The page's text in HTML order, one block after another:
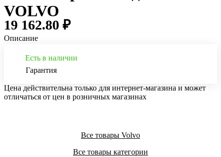
VOLVO
19 162.80 ₽
Описание
Есть в наличии
Гарантия
Цена действительна только для интернет-магазина и может
отличаться от цен в розничных магазинах
Все товары Volvo
Все товары категории